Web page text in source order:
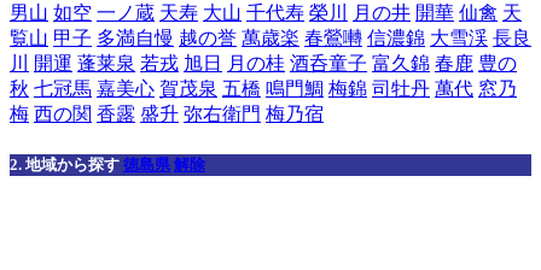
男山 如空 一ノ蔵 天寿 大山 千代寿 榮川 月の井 開華 仙禽 天
覧山 甲子 多満自慢 越の誉 萬歳楽 春鶯囀 信濃錦 大雪渓 長良
川
開運 蓬莱泉 若戎 旭日 月の桂 酒呑童子 富久錦 春鹿 豊の
秋 七冠馬 嘉美心 賀茂泉 五橋 鳴門鯛 梅錦 司牡丹 萬代 窓乃
梅 西の関 香露 盛升 弥右衛門 梅乃宿
2. 地域から探す 徳島県 解除